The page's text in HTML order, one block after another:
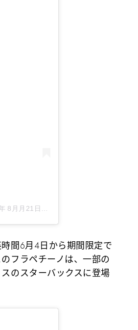
21日午後7時17分PDT
間6月4日から期間限定で
フラペチーノは、一部の
のスターバックスに登場